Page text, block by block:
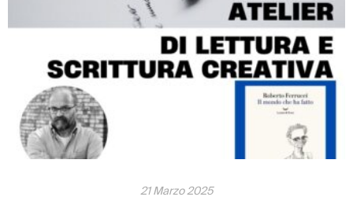
consolidata: incontri online su Zoom,
due volte alla settimana dalle […]
21 Marzo 2025